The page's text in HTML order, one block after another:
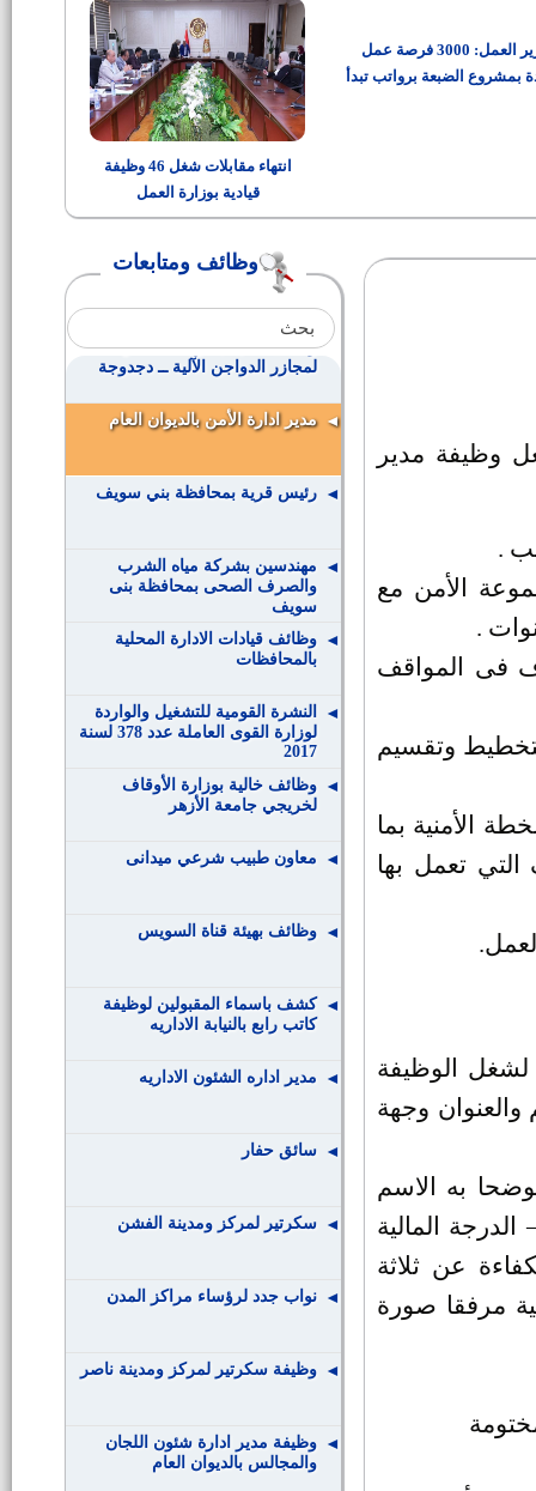
وزير العمل: 3000 فرصة عمل
بمشروع الضبعة برواتب تبدأ
انتهاء مقابلات شغل 46 وظيفة
قيادية بوزارة العمل
وظيفة مدير
.
الأمن مع
فى المواقف
وتقسيم
الأمنية بما
تعمل بها
لشغل الوظيفة
وجهة
به الاسم
المالية
عن ثلاثة
مرفقا صورة
وظائف ومتابعات
مدير إدارة السلامة والصحة المهنية
بمديرية القوي العاملة ببني سويف
وظائف بمصانع بياض العرب
وظائف بمصانع كوم أبو راضى
مدير عام الشئون التنفيذية بمديرية
التربية والتعليم ببنى سويف
وظائف خالية بشركة السلمي
لمجازر الدواجن الآلية ــ دجدوجة
مدير ادارة الأمن بالديوان العام
رئيس قرية بمحافظة بني سويف
مهندسين بشركة مياه الشرب
والصرف الصحى بمحافظة بنى
سويف
وظائف قيادات الادارة المحلية
بالمحافظات
النشرة القومية للتشغيل والواردة
لوزارة القوى العاملة عدد 378 لسنة
2017
وظائف خالية بوزارة الأوقاف
لخريجي جامعة الأزهر
معاون طبيب شرعي ميدانى
وظائف بهيئة قناة السويس
كشف باسماء المقبولين لوظيفة
كاتب رابع بالنيابة الاداريه
مدير اداره الشئون الاداريه
سائق حفار
سكرتير لمركز ومدينة الفشن
نواب جدد لرؤساء مراكز المدن
وظيفة سكرتير لمركز ومدينة ناصر
وظيفة مدير ادارة شئون اللجان
والمجالس بالديوان العام